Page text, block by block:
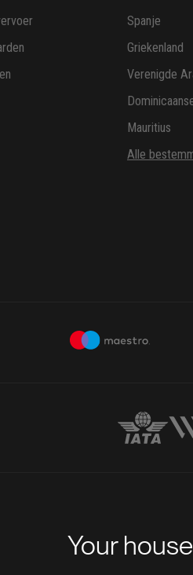
Spanje
Griekenland
Verenigde
Mauritius
Alle
Your